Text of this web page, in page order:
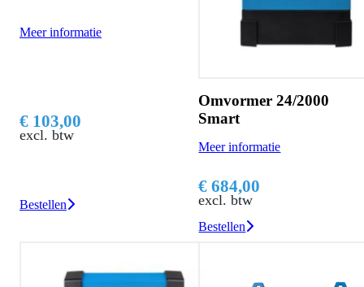
Meer informatie
€ 103,00
excl. btw
Bestellen
Omvormer 24/2000
Smart
Meer informatie
€ 684,00
excl. btw
Bestellen